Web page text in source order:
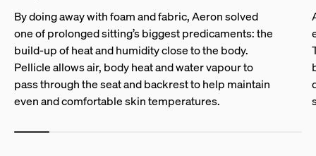
By doing away with foam and fabric, Aeron solved
one of prolonged sitting’s biggest predicaments: the
build-up of heat and humidity close to the body.
Pellicle allows air, body heat and water vapour to
pass through the seat and backrest to help maintain
even and comfortable skin temperatures.